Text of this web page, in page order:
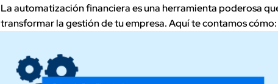
La automatización financiera es una herramienta poderosa
transformar la gestión de tu empresa. Aquí te contamos cómo: